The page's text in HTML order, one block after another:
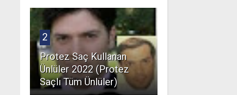
2
Protez Saç Kullanan
Ünlüler 2022 (Protez
Saçlı Tüm Ünlüler)